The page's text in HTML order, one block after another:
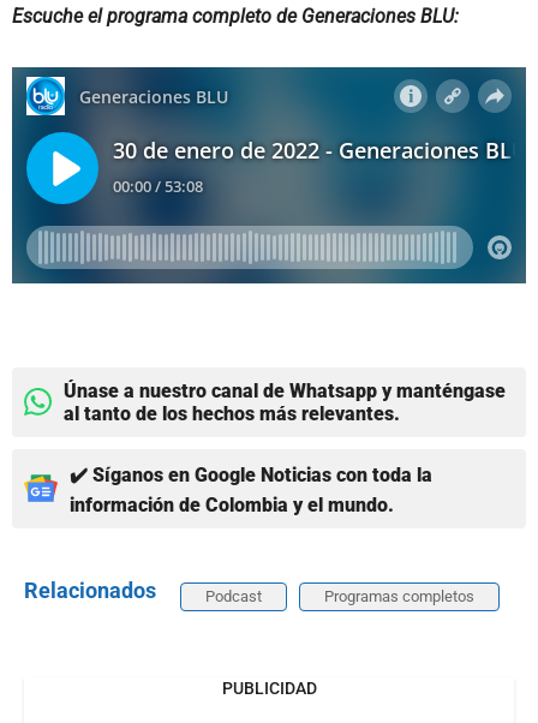
Escuche el programa completo de Generaciones BLU:
Únase a nuestro canal de Whatsapp y manténgase
al tanto de los hechos más relevantes.
✔️ Síganos en Google Noticias con toda la
información de Colombia y el mundo.
Relacionados Podcast Programas completos
PUBLICIDAD